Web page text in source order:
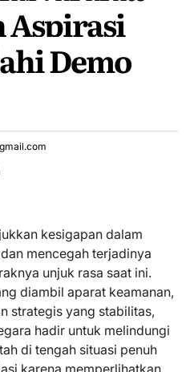
Aspirasi
Demo
kesigapan dalam
mencegah terjadinya
unjuk rasa saat ini.
diambil aparat keamanan,
strategis yang stabilitas,
hadir untuk melindungi
di tengah situasi penuh